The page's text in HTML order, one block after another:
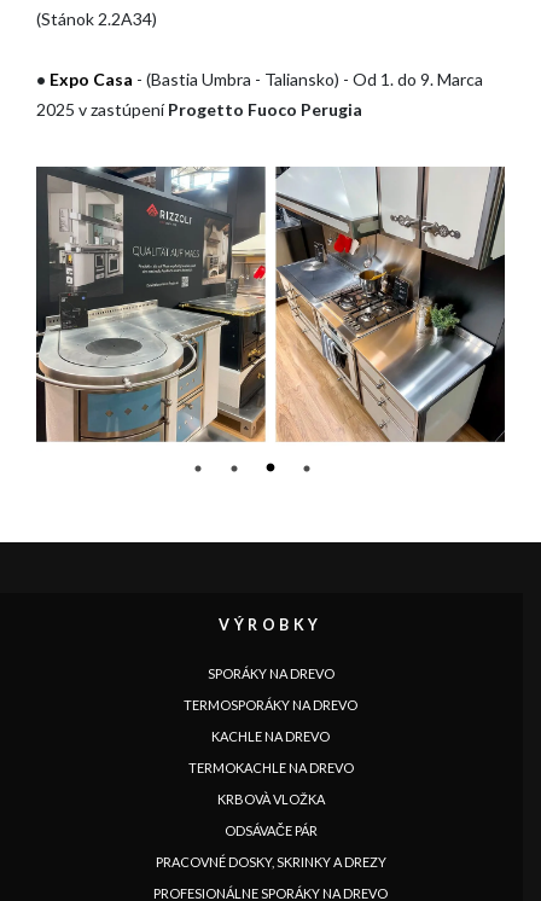
(Stánok 2.2A34)
• Expo Casa - (Bastia Umbra - Taliansko) - Od 1. do 9. Marca
2025 v zastúpeníProgetto Fuoco Perugia
1 2 3 4
VÝROBKY
SPORÁKY NA DREVO
TERMOSPORÁKY NA DREVO
KACHLE NA DREVO
TERMOKACHLE NA DREVO
KRBOVÀ VLOŽKA
ODSÁVAČE PÁR
PRACOVNÉ DOSKY, SKRINKY A DREZY
PROFESIONÁLNE SPORÁKY NA DREVO